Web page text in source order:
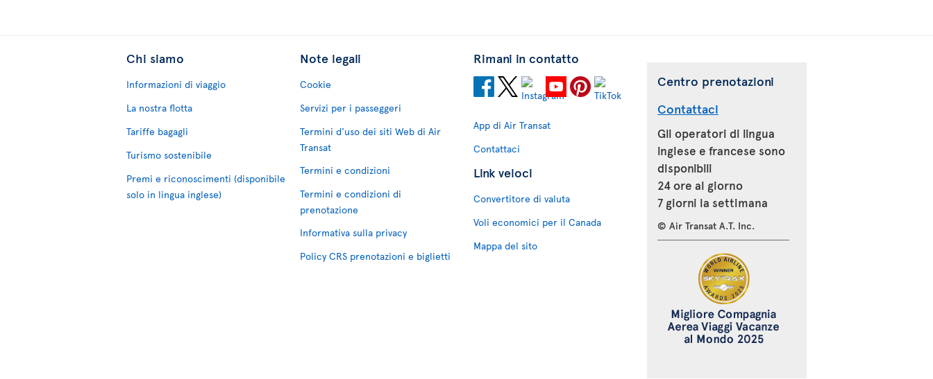
Chi siamo
Informazioni di viaggio
La nostra flotta
Tariffe bagagli
Turismo sostenibile
Premi e riconoscimenti (disponibile
solo in lingua inglese)
Note legali
Cookie
Servizi per i passeggeri
Termini d'uso dei siti Web di Air
Transat
Termini e condizioni
Termini e condizioni di
prenotazione
Informativa sulla privacy
Policy CRS prenotazioni e biglietti
Rimani in contatto
App di Air Transat
Contattaci
Link veloci
Convertitore di valuta
Voli economici per il Canada
Mappa del sito
Centro prenotazioni
Contattaci
Gli operatori di lingua
inglese e francese sono
disponibili
24 ore al giorno
7 giorni la settimana
© Air Transat A.T. Inc.